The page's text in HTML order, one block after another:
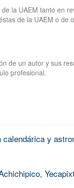
la UAEM tanto en
de la UAEM o de
de un autor y sus
profesional.
y